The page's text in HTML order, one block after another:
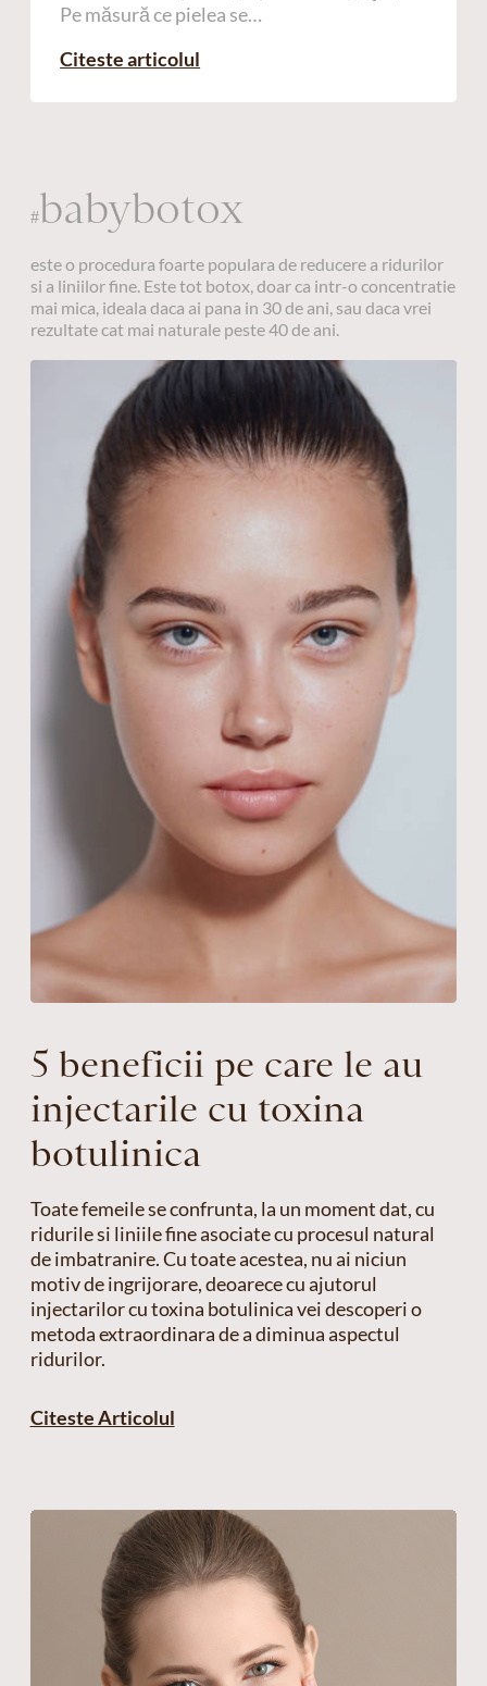
Pe măsură ce pielea se…
Citeste articolul
#babybotox
este o procedura foarte populara de reducere a ridurilor
si a liniilor fine. Este tot botox, doar ca intr-o concentratie
mai mica, ideala daca ai pana in 30 de ani, sau daca vrei
rezultate cat mai naturale peste 40 de ani.
5 beneficii pe care le au
injectarile cu toxina
botulinica
Toate femeile se confrunta, la un moment dat, cu
ridurile si liniile fine asociate cu procesul natural
de imbatranire. Cu toate acestea, nu ai niciun
motiv de ingrijorare, deoarece cu ajutorul
injectarilor cu toxina botulinica vei descoperi o
metoda extraordinara de a diminua aspectul
ridurilor.
Citeste Articolul